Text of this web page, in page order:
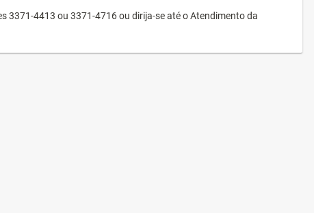
3371-4413 ou 3371-4716 ou dirija-se até o Atendimento da